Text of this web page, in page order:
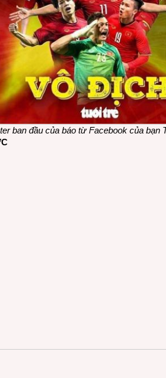
ban đầu của báo từ Facebook của bạn